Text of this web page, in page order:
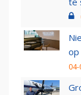
op